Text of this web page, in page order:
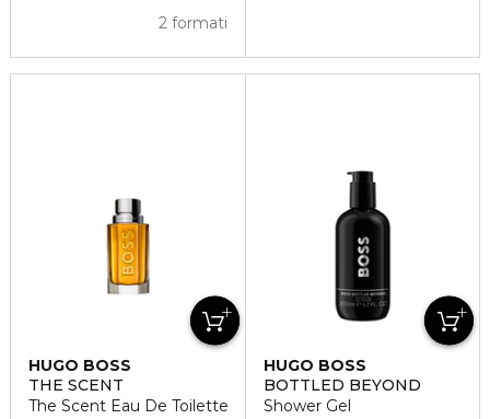
2 formati
HUGO BOSS
THE SCENT
The Scent Eau De Toilette
HUGO BOSS
BOTTLED BEYOND
Shower Gel